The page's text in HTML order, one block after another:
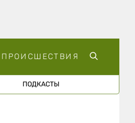
ПРОИСШЕСТВИЯ
ПОДКАСТЫ